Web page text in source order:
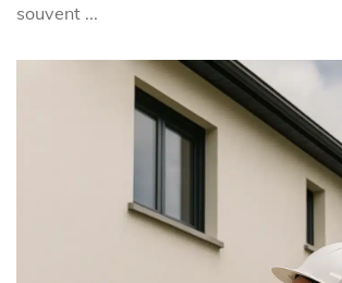
souvent ...